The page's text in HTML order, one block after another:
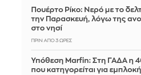
Πουέρτο Ρίκο: Νερό με το
την Παρασκευή, λόγω της
στο νησί
ΠΡΙΝ ΑΠΌ 3 ΏΡΕΣ
Υπόθεση Marfin: Στη ΓΑΔΑ η
που κατηγορείται για